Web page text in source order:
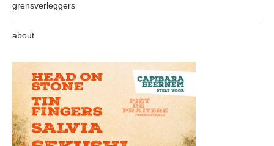
grensverleggers
about